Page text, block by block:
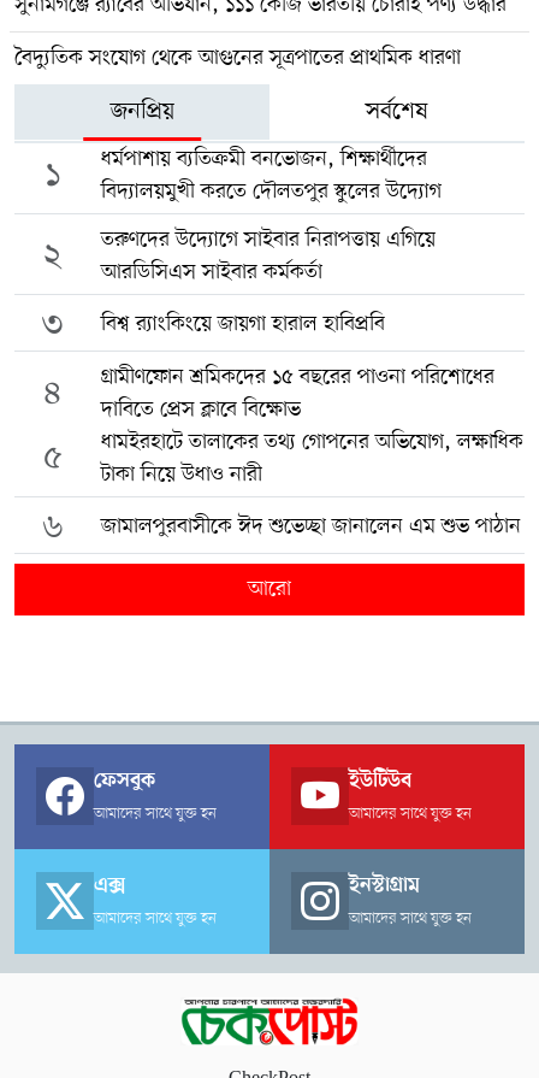
বৈদ্যুতিক সংযোগ থেকে আগুনের সূত্রপাতের প্রাথমিক ধারণা
জনপ্রিয় সর্বশেষ
১
ধর্মপাশায় ব্যতিক্রমী বনভোজন, শিক্ষার্থীদের
বিদ্যালয়মুখী করতে দৌলতপুর স্কুলের উদ্যোগ
২
তরুণদের উদ্যোগে সাইবার নিরাপত্তায় এগিয়ে
আরডিসিএস সাইবার কর্মকর্তা
৩ বিশ্ব র‍্যাংকিংয়ে জায়গা হারাল হাবিপ্রবি
৪
গ্রামীণফোন শ্রমিকদের ১৫ বছরের পাওনা পরিশোধের
দাবিতে প্রেস ক্লাবে বিক্ষোভ
৫
ধামইরহাটে তালাকের তথ্য গোপনের অভিযোগ, লক্ষাধিক
টাকা নিয়ে উধাও নারী
৬ জামালপুরবাসীকে ঈদ শুভেচ্ছা জানালেন এম শুভ পাঠান
আরো
ফেসবুক
আমাদের সাথে যুক্ত হন
ইউটিউব
আমাদের সাথে যুক্ত হন
এক্স
আমাদের সাথে যুক্ত হন
ইনস্টাগ্রাম
আমাদের সাথে যুক্ত হন